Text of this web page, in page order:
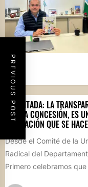
PREVIOUS POST
SOLICITADA: LA
ES UNA CONCESIÓN, ES
OBLIGACIÓN QUE SE
Desde el Comité de la
Radical del
Primero celebramos que